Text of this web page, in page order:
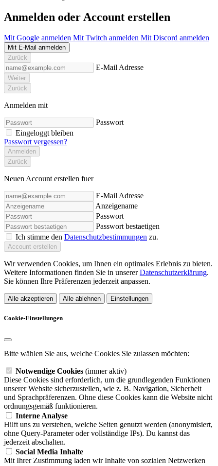
Anmelden oder Account erstellen
Mit Google anmelden Mit Twitch anmelden Mit Discord anmelden
Mit E-Mail anmelden
Zurück
E-Mail Adresse
Weiter
Zurück
Anmelden mit
Passwort
Eingeloggt bleiben
Passwort vergessen?
Anmelden
Zurück
Neuen Account erstellen fuer
E-Mail Adresse
Anzeigename
Passwort
Passwort bestaetigen
Ich stimme den Datenschutzbestimmungen zu.
Account erstellen
Wir verwenden Cookies, um Ihnen ein optimales Erlebnis zu bieten.
Weitere Informationen finden Sie in unsererDatenschutzerklärung.
Sie können Ihre Präferenzen jederzeit anpassen.
Alle akzeptieren Alle ablehnen Einstellungen
Cookie-Einstellungen
Bitte wählen Sie aus, welche Cookies Sie zulassen möchten:
Notwendige Cookies (immer aktiv)
Diese Cookies sind erforderlich, um die grundlegenden Funktionen
unserer Website sicherzustellen, wie z. B. Navigation, Sicherheit
und Sprachpräferenzen. Ohne diese Cookies kann die Website nicht
ordnungsgemäß funktionieren.
Interne Analyse
Hilft uns zu verstehen, welche Seiten genutzt werden (anonymisiert,
ohne Query-Parameter oder vollständige IPs). Du kannst das
jederzeit abschalten.
Social Media Inhalte
Mit Ihrer Zustimmung laden wir Inhalte von sozialen Netzwerken